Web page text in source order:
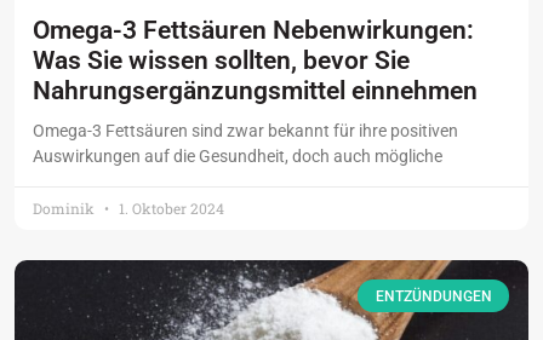
Omega-3 Fettsäuren Nebenwirkungen:
Was Sie wissen sollten, bevor Sie
Nahrungsergänzungsmittel einnehmen
Omega-3 Fettsäuren sind zwar bekannt für ihre positiven
Auswirkungen auf die Gesundheit, doch auch mögliche
Dominik 1. Oktober 2024
ENTZÜNDUNGEN